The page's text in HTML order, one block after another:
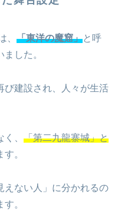
、 「東洋の魔窟」と呼
した。
び建設され、人々が生活
、 「第二九龍寨城」と
。
えない人」に分かれるの
。